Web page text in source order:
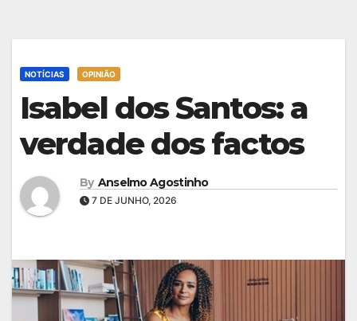
NOTÍCIAS OPINIÃO
Isabel dos Santos: a
verdade dos factos
By Anselmo Agostinho
7 DE JUNHO, 2026